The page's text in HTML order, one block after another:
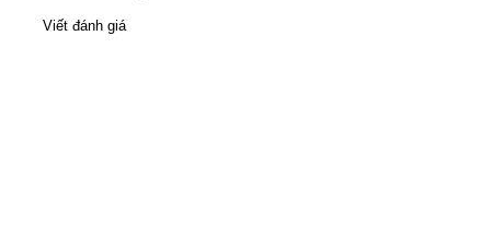
Viết đánh giá